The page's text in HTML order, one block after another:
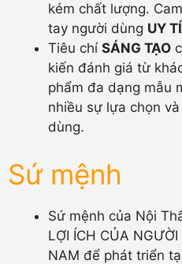
kém chất lượng.
tay người dùng UY
Tiêu chí SÁNG TẠO
kiến đánh giá từ
phẩm đa dạng mẫu
nhiều sự lựa chọn
dùng.
Sứ mệnh
Sứ mệnh của Nội
LỢI ÍCH CỦA
NAM để phát triển